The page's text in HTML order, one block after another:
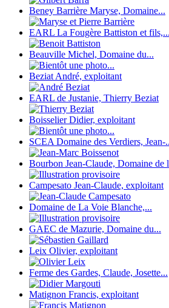
Beney Barrière Maryse, Domaine...
EARL La Fougère Battiston et fils,...
Beauville Michel, Domaine du...
Beziat André, exploitant
EARL de Justanie, Thierry Beziat
Boisselier Didier, exploitant
SCEA Domaine des Verdiers, Jean-
Bourbon Jean-Claude, Domaine de
Campesato Jean-Claude, exploitant
Domaine de La Voie Blanche,...
GAEC de Mazurie, Domaine du...
Leix Olivier, exploitant
Ferme des Gardes, Claude, Josette...
Matignon Francis, exploitant